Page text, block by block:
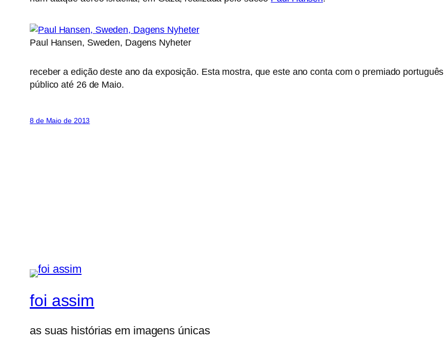
Paul Hansen, Sweden, Dagens Nyheter
receber a edição deste ano da exposição. Esta mostra, que este ano conta com o premiado português
público até 26 de Maio.
8 de Maio de 2013
foi assim
as suas histórias em imagens únicas